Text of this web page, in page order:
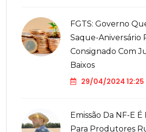
FGTS: Governo
Saque-Aniversário
Consignado Com
Baixos
29/04/2024 12:25
Emissão Da NF-E
Para Produtores